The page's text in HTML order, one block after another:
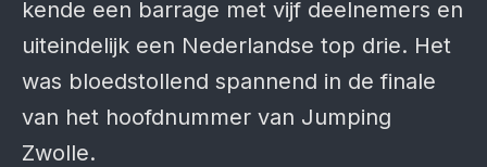
kende een barrage met vijf deelnemers en
uiteindelijk een Nederlandse top drie. Het
was bloedstollend spannend in de finale
van het hoofdnummer van Jumping
Zwolle.